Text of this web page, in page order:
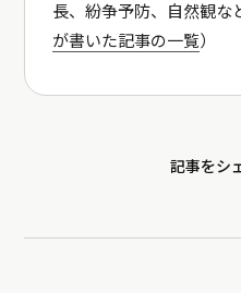
長、紛争予防、自然観な
が書いた記事の一覧）
記事をシ